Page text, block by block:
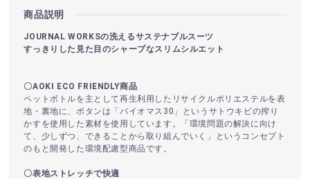
商品説明
JOURNAL WORKSの洗えるサステナブルスーツ
すっきりした見た目のシャープなスリムシルエット
〇AOKI ECO FRIENDLY商品
ペットボトルを主として再生利用したリサイクルポリエステルを表
地・裏地に、ボタンは「バイオマス30」というサトウキビの搾り
かすを使用した素材を使用しています。「環境問題の解決に向け
て、少しずつ、できることから取り組んでいく」というコンセプト
のもと開発した環境配慮型商品です。
〇表地ストレッチで快適